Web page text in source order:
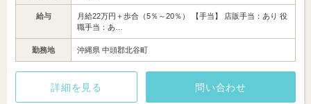
給与
月給22万円＋歩合（5％～20％） 【手当】 店販手当：あり 役
職手当：あ…
勤務地 沖縄県 中頭郡北谷町
詳細を見る 問い合わせ